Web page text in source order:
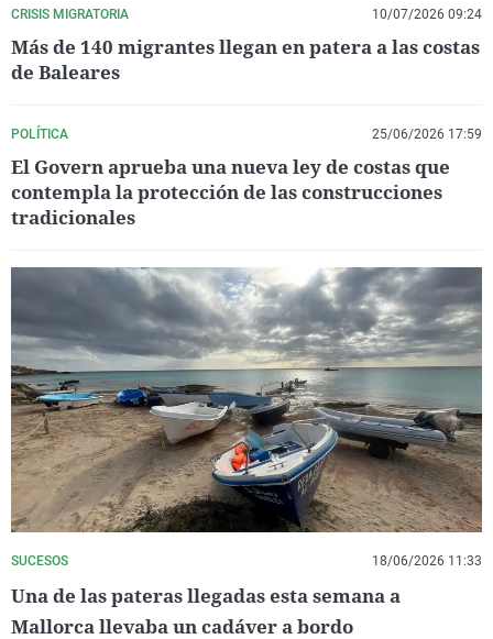
CRISIS MIGRATORIA 10/07/2026 09:24
Más de 140 migrantes llegan en patera a las costas
de Baleares
POLÍTICA 25/06/2026 17:59
El Govern aprueba una nueva ley de costas que
contempla la protección de las construcciones
tradicionales
SUCESOS 18/06/2026 11:33
Una de las pateras llegadas esta semana a
Mallorca llevaba un cadáver a bordo